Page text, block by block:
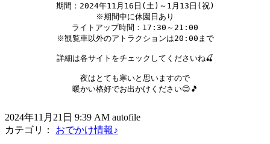
期間：2024年11月16日(土)～1月13日(祝)
※期間中に休園日あり
ライトアップ時間：17:30～21:00
※観覧車以外のアトラクションは20:00まで
詳細は各サイトをチェックしてくださいね🍒
夜はとても寒いと思いますので
暖かい格好でお出かけください😊🎵
2024年11月21日 9:39 AM autofile
カテゴリ： おでかけ情報♪